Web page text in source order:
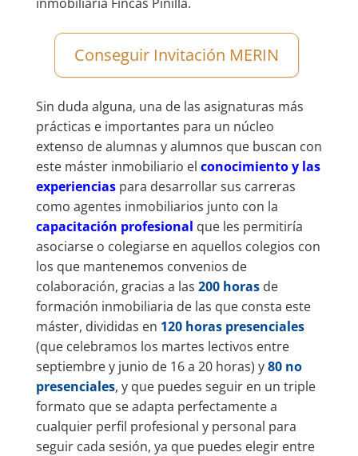
Conseguir Invitación MERIN
Sin duda alguna, una de las asignaturas más
prácticas e importantes para un núcleo
extenso de alumnas y alumnos que buscan con
este máster inmobiliario el conocimiento y las
experiencias para desarrollar sus carreras
como agentes inmobiliarios junto con la
capacitación profesional que les permitiría
asociarse o colegiarse en aquellos colegios con
los que mantenemos convenios de
colaboración, gracias a las 200 horasde
formación inmobiliaria de las que consta este
máster, divididas en 120 horas presenciales
(que celebramos los martes lectivos entre
septiembre y junio de 16 a 20 horas) y80 no
presenciales, y que puedes seguir en un triple
formato que se adapta perfectamente a
cualquier perfil profesional y personal para
seguir cada sesión, ya que puedes elegir entre